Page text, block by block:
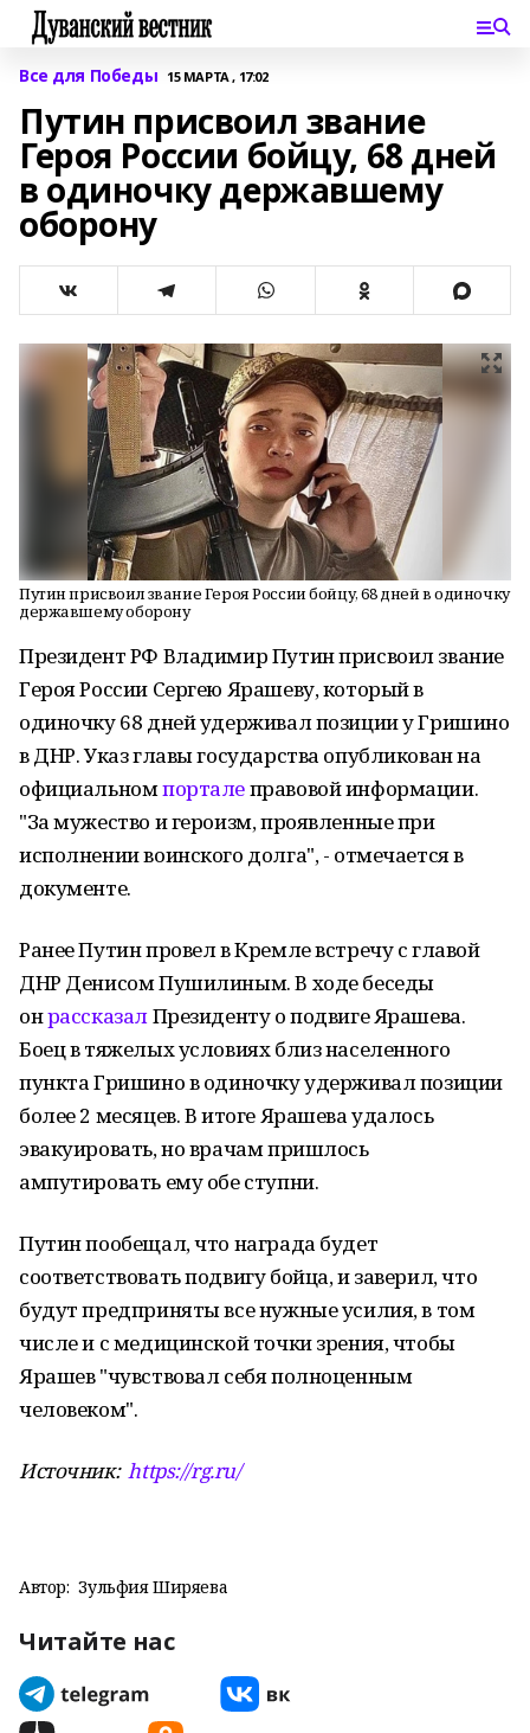
Все для Победы 15 МАРТА , 17:02
Путин присвоил звание
Героя России бойцу, 68 дней
в одиночку державшему
оборону
Путин присвоил звание Героя России бойцу, 68 дней в одиночку
державшему оборону
Президент РФ Владимир Путин присвоил звание
Героя России Сергею Ярашеву, который в
одиночку 68 дней удерживал позиции у Гришино
в ДНР. Указ главы государства опубликован на
официальномпорталеправовой информации.
"За мужество и героизм, проявленные при
исполнении воинского долга", - отмечается в
документе.
Ранее Путин провел в Кремле встречу с главой
ДНР Денисом Пушилиным. В ходе беседы
онрассказалПрезиденту о подвиге Ярашева.
Боец в тяжелых условиях близ населенного
пункта Гришино в одиночку удерживал позиции
более 2 месяцев. В итоге Ярашева удалось
эвакуировать, но врачам пришлось
ампутировать ему обе ступни.
Путин пообещал, что награда будет
соответствовать подвигу бойца, и заверил, что
будут предприняты все нужные усилия, в том
числе и с медицинской точки зрения, чтобы
Ярашев "чувствовал себя полноценным
человеком".
Источник:https://rg.ru/
Автор: Зульфия Ширяева
Читайте нас